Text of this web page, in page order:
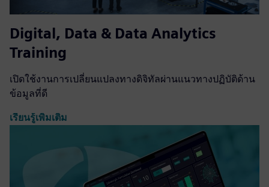
Digital, Data & Data Analytics
Training
เปิดใช้งานการเปลี่ยนแปลงทางดิจิทัลผ่านแนวทางปฏิบัติด้าน
ข้อมูลที่ดี
เรียนรู้เพิ่มเติม